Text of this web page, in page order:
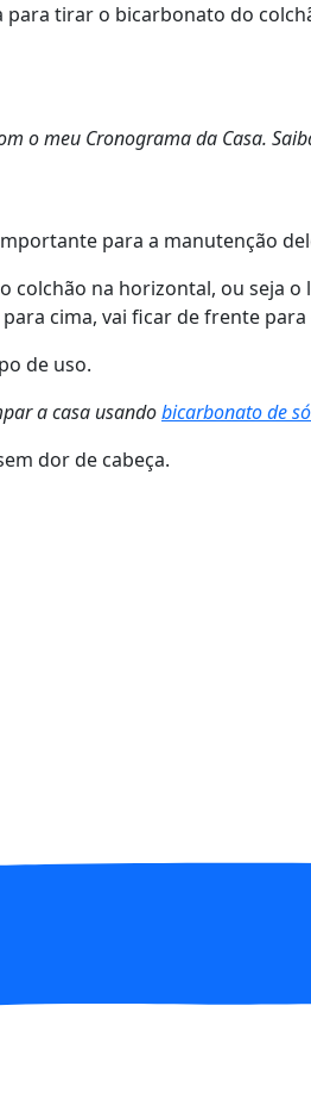
tirar o bicarbonato do
o meu Cronograma da Casa.
para a manutenção
na horizontal, ou seja
cima, vai ficar de frente
de uso.
a casa usandobicarbonato de
dor de cabeça.